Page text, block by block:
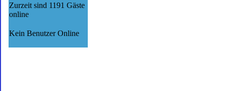
Zurzeit sind 1191 Gäste
online
Kein Benutzer Online